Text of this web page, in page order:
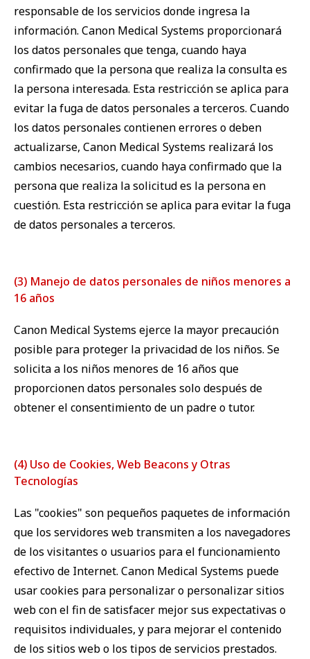
responsable de los servicios donde ingresa la
información. Canon Medical Systems proporcionará
los datos personales que tenga, cuando haya
confirmado que la persona que realiza la consulta es
la persona interesada. Esta restricción se aplica para
evitar la fuga de datos personales a terceros. Cuando
los datos personales contienen errores o deben
actualizarse, Canon Medical Systems realizará los
cambios necesarios, cuando haya confirmado que la
persona que realiza la solicitud es la persona en
cuestión. Esta restricción se aplica para evitar la fuga
de datos personales a terceros.
(3) Manejo de datos personales de niños menores a
16 años
Canon Medical Systems ejerce la mayor precaución
posible para proteger la privacidad de los niños. Se
solicita a los niños menores de 16 años que
proporcionen datos personales solo después de
obtener el consentimiento de un padre o tutor.
(4) Uso de Cookies, Web Beacons y Otras
Tecnologías
Las "cookies" son pequeños paquetes de información
que los servidores web transmiten a los navegadores
de los visitantes o usuarios para el funcionamiento
efectivo de Internet. Canon Medical Systems puede
usar cookies para personalizar o personalizar sitios
web con el fin de satisfacer mejor sus expectativas o
requisitos individuales, y para mejorar el contenido
de los sitios web o los tipos de servicios prestados.